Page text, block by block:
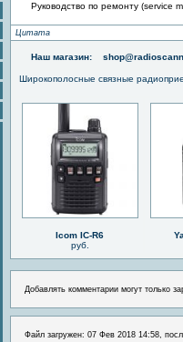
Руководство по ремонту (service
Цитата
Наш магазин:
Широкополосные связные
Icom IC-R6
руб.
Добавлять комментарии могут только
Файл загружен: 07 Фев 2018 14:58,